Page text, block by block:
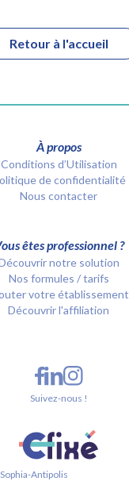
Retour à l'accueil
À propos
Conditions d’Utilisation
de confidentialité
Nous contacter
êtes professionnel ?
notre solution
Nos formules / tarifs
votre établissement
Découvrir l'affiliation
Antipolis
Suivez-nous !